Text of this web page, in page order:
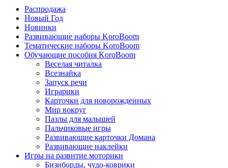
Распродажа
Новый Год
Новинки
Развивающие наборы KoroBoom
Тематические наборы KoroBoom
Обучающие пособия KoroBoom
Веселая читалка
Всезнайка
Запуск речи
Играрики
Карточки для новорожденных
Мир вокруг
Пазлы для малышей
Пальчиковые игры
Развивающие карточки Домана
Развивающие наклейки
Игры на развитие моторики
Бизиборды, чудо-коврики